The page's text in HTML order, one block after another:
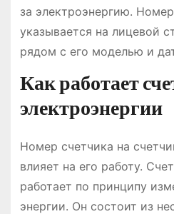
за электроэнергию.
указывается на лицевой
рядом с его моделью и
Как работает
электроэнергии
Номер счетчика на
влияет на его работу.
работает по принципу
энергии. Он состоит из